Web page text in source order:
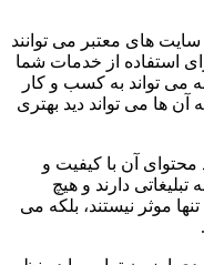
سایت های معتبر می توانند
استفاده از خدمات شما
می تواند به کسب و کار
ها می تواند دید بهتری
محتوای آن با کیفیت و
دارند و هیچ
موثر نیستند، بلکه می